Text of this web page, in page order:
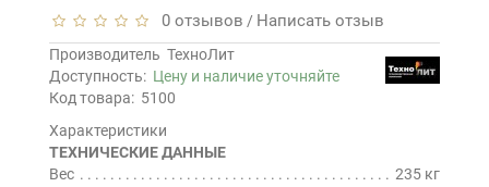
0 отзывов / Написать отзыв
Производитель ТехноЛит
Доступность: Цену и наличие уточняйте
Код товара: 5100
Характеристики
ТЕХНИЧЕСКИЕ ДАННЫЕ
Вес
235 кг